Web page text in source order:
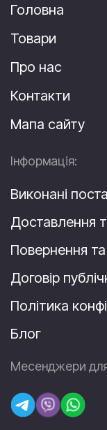
Головна
Товари
Про нас
Контакти
Мапа сайту
Інформація:
Виконані
Доставлення
Повернення
Договір
Політика
Блог
Месенджери для